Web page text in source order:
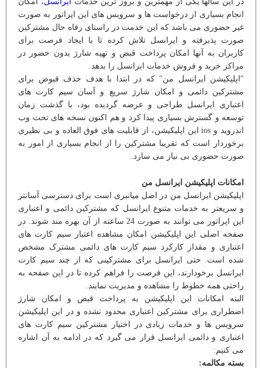
انجام بسیاری از درخواست ها و سرویس های این اپراتور به صورت
غیر حضوری می باشد که این خدمت در راستای رفاه حال مشترکین
صورت پذیرفته و ایرانسل تلاش کرده تا با ایجاد فرصت برای
کاربران به آنها امکان پرداخت قبض و تهیه شارژ بدون حضور در
مراکز خرید و فروش خدمات ایرانسل را بدهد.
"اپلیکیشن ایرانسل من" که در ابتدا با هدف حذف قبوض برای
مشترکین دائمی و امکان شارژ سریع و آسان سیم کارت های
اعتباری ایرانسل طراحی و عرضه گردیده بود، با گذشت زمان
توسعه و گسترش بسیاری پیدا کرد و هم اکنون نسخه های تحت وب
اندروید و ios این اپلیکیشن، از قابلیت های فوق العاده و بی نظیری
برخوردار است که تقریبا مشترکین را از انجام بسیاری از امور به
صورت حضوری بی نیاز می سازد.
امکانات اپلیکیشن ایرانسل من
اپلیکیشن ایرانسل من در اصل میانبری است برای دسترسی آسانتر
و سریعتر به خدمات متنوع ایرانسل که مشترکین دائمی و اعتباری
این اپراتور می توانند به صورت 24 ساعته از آن بهره مند شوند. در
صفحه اصلی این اپلیکیشن امکان مشاهده اعتبار سیم کارت های
اعتباری و مقدار کارکرد سیم کارت های دائمی مشترک مشخص
شده است. حتی ایرانسل برای مشترکینی که از چند سیم کارت
ایرانسل برخودارند، این فرصت را فراهم کرده تا در این صفحه به
راحتی همه خطوط را مشاهده و مدیریت نمایند.
البته امکانات این اپلیکیشن به پرداخت قبض و امکان شارژ
اضطراری برای مشترکین اعتباری محدود نشده و در این اپلیکیشن
سرویس ها و خدمات زیادی در اختیار مشترکین سیم کارت های
اعتباری و دائمی ایرانسل قرار می گیرد که در ادامه به آن اشاره
می کنیم:
بسته مکالمه: